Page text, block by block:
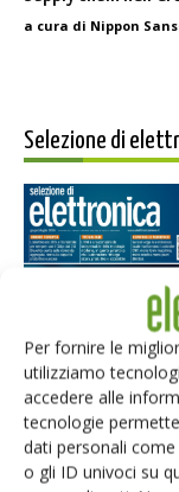
Per fornire le
utilizziamo
accedere alle
tecnologie
dati personali
o gli ID univoci su
a cura di Nippon
Selezione di
Edicola web
PCB Magazine